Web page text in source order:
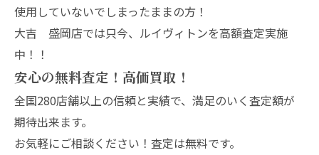
使用していないでしまったままの方！
大吉 盛岡店では只今、ルイヴィトンを高額査定実施
中！！
安心の無料査定！高価買取！
全国280店舗以上の信頼と実績で、満足のいく査定額が
期待出来ます。
お気軽にご相談ください！査定は無料です。